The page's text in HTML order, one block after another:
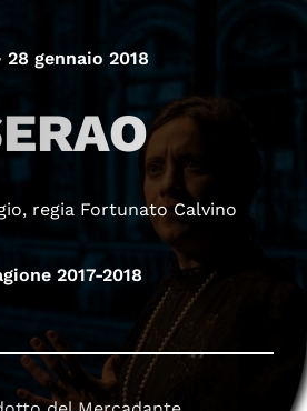
28 gennaio 2018
regia Fortunato Calvino
2017-2018